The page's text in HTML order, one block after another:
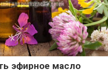
эфирное масло